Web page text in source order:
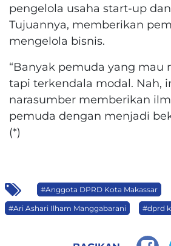
pengelola usaha start-up
Tujuannya, memberikan
mengelola bisnis.
“Banyak pemuda yang mau
tapi terkendala modal. Nah,
narasumber memberikan
pemuda dengan menjadi
(*)
#Anggota DPRD Kota Makassar
#Ari Ashari Ilham Manggabarani #dprd